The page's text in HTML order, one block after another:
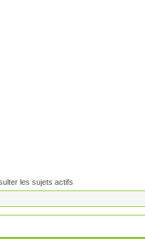
les sujets actifs